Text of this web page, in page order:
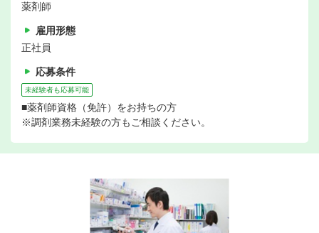
薬剤師
雇用形態
正社員
応募条件
未経験者も応募可能
■薬剤師資格（免許）をお持ちの方
※調剤業務未経験の方もご相談ください。